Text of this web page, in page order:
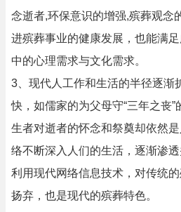
念逝者,环保意识的增强,殡葬观念
进殡葬事业的健康发展，也能满
中的心理需求与文化需求。
3、现代人工作和生活的半径逐渐
快，如儒家的为父母守“三年之丧
生者对逝者的怀念和祭奠却依然
络不断深入人们的生活，逐渐渗透
利用现代网络信息技术，对传统
扬弃，也是现代的殡葬特色。